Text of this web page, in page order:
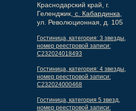
Краснодарский край, г.
Геленджик, с. Кабардинка,
ул. Революционная, д. 105
Гостиница, категория: 3 звезды,
номер реестровой записи:
С232024018493
Гостиница, категория: 4 звезды,
номер реестровой записи:
С232024000468
Гостиница, категория 5 звезд,
номер реестровой записи: